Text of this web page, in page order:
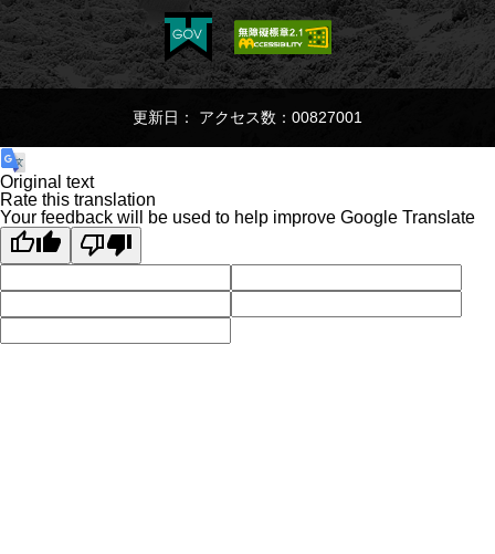
更新日： アクセス数：00827001
Original text
Rate this translation
Your feedback will be used to help improve Google Translate